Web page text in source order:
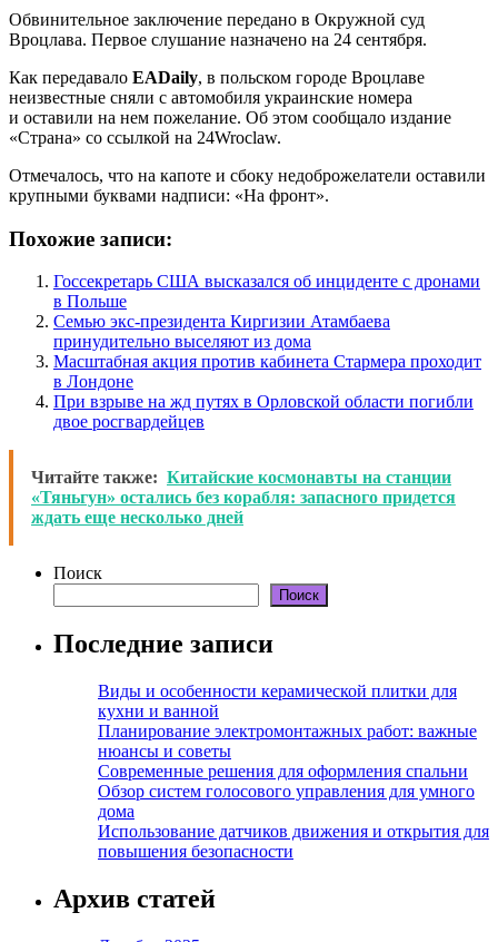
Обвинительное заключение передано в Окружной суд
Вроцлава. Первое слушание назначено на 24 сентября.
Как передавало EADaily, в польском городе Вроцлаве
неизвестные сняли с автомобиля украинские номера
и оставили на нем пожелание. Об этом сообщало издание
«Страна» со ссылкой на 24Wroclaw.
Отмечалось, что на капоте и сбоку недоброжелатели оставили
крупными буквами надписи: «На фронт».
Похожие записи:
Госсекретарь США высказался об инциденте с дронами
в Польше
Семью экс-президента Киргизии Атамбаева
принудительно выселяют из дома
Масштабная акция против кабинета Стармера проходит
в Лондоне
При взрыве на жд путях в Орловской области погибли
двое росгвардейцев
Читайте также: Китайские космонавты на станции
«Тяньгун» остались без корабля: запасного придется
ждать еще несколько дней
Поиск
Поиск
Последние записи
Виды и особенности керамической плитки для
кухни и ванной
Планирование электромонтажных работ: важные
нюансы и советы
Современные решения для оформления спальни
Обзор систем голосового управления для умного
дома
Использование датчиков движения и открытия для
повышения безопасности
Архив статей